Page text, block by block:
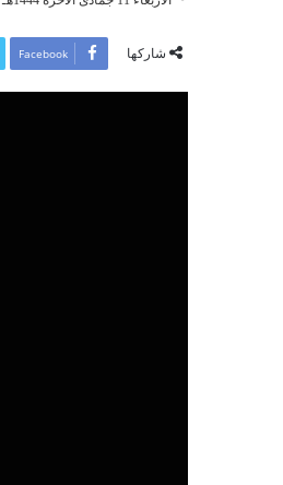
شاركها Facebook